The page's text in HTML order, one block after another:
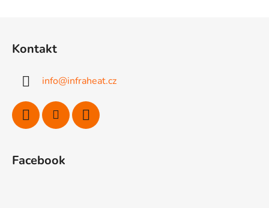
Kontakt
info@infraheat.cz
Facebook